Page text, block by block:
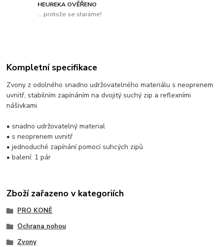
HEUREKA OVĚŘENO
... protože se staráme!
Kompletní specifikace
Zvony z odolného snadno udržovatelného materiálu s neoprenem
uvnitř, stabilním zapínáním na dvojitý suchý zip a reflexními
nášivkami.
• snadno udržovatelný material
• s neoprenem uvnitř
• jednoduché zapínání pomocí suhcých zipů
• balení: 1 pár
Zboží zařazeno v kategoriích
PRO KONĚ
Ochrana nohou
Zvony